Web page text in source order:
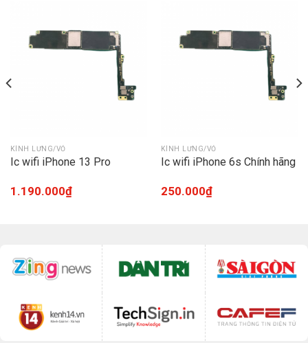
KÍNH LƯNG/VỎ
Ic wifi iPhone 13 Pro
1.190.000₫
KÍNH LƯNG/VỎ
Ic wifi iPhone 6s Chính hãng
250.000₫